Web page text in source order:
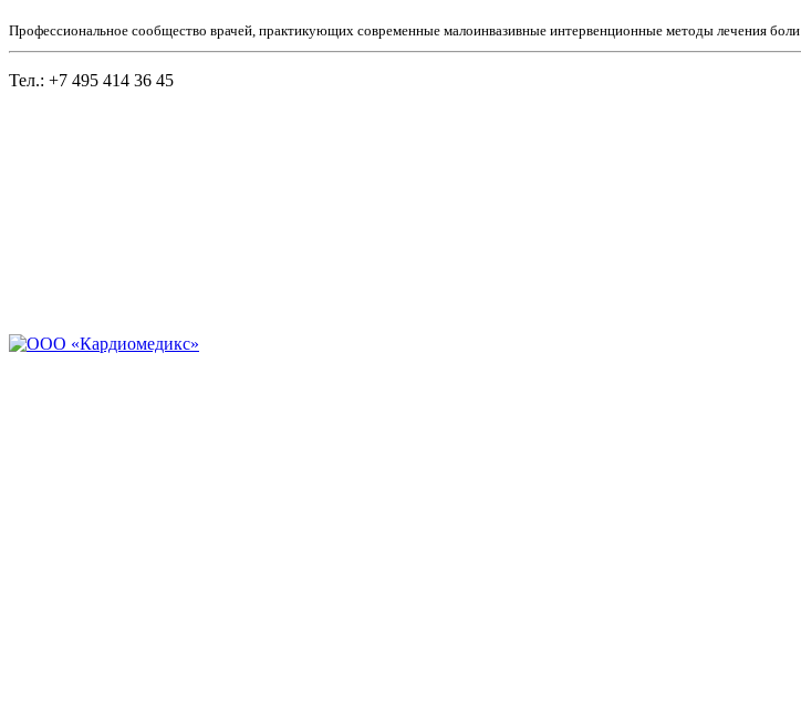
Профессиональное сообщество врачей, практикующих современные малоинвазивные интервенционные методы лечения боли
Тел.: +7 495 414 36 45